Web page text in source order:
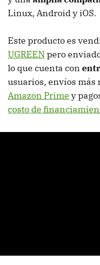
Linux, Android y iOS.
Este producto es
UGREENpero
lo que cuenta con
usuarios, envíos más
Amazon Prime y
costo de